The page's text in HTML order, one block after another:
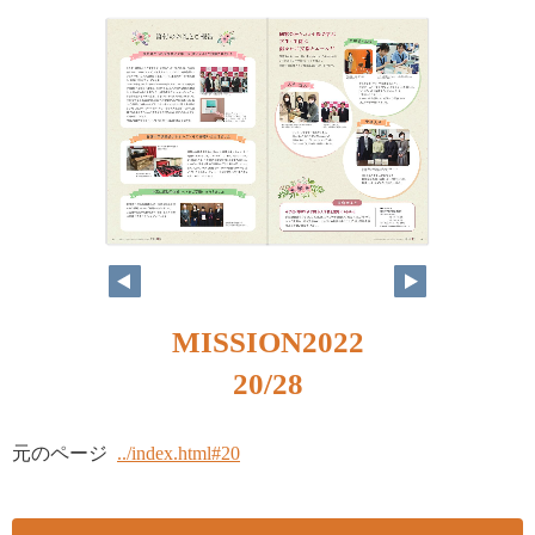
MISSION2022
20/28
元のページ ../index.html#20